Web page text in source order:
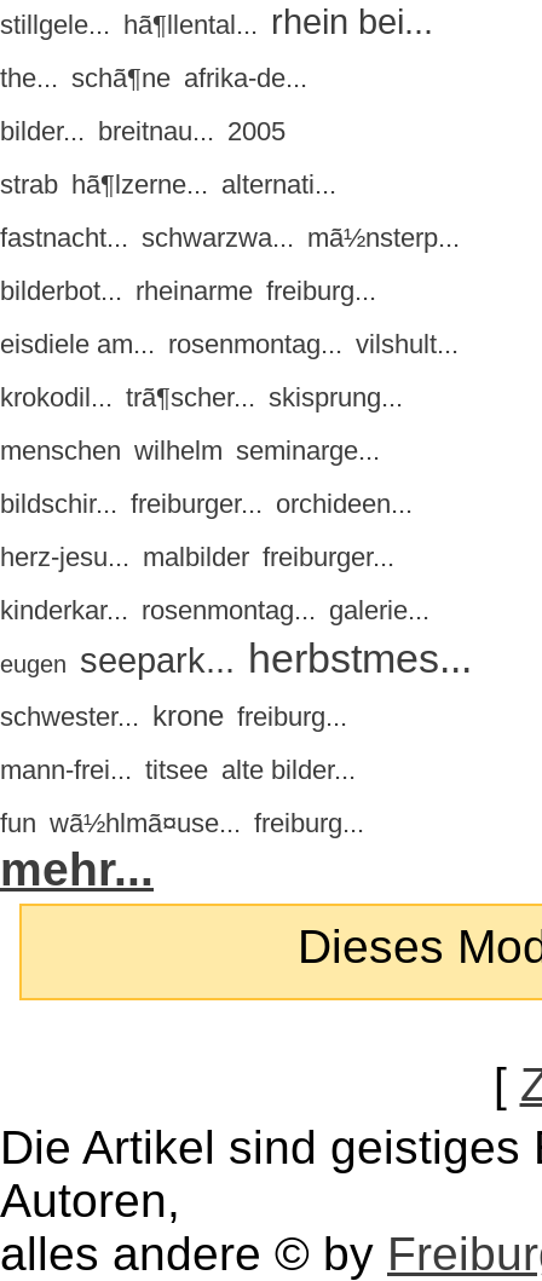
stillgele... hã¶llental... rhein bei...
the... schã¶ne afrika-de...
bilder... breitnau... 2005
strab hã¶lzerne... alternati...
fastnacht... schwarzwa... mã½nsterp...
bilderbot... rheinarme freiburg...
eisdiele am... rosenmontag... vilshult...
krokodil... trã¶scher... skisprung...
menschen wilhelm seminarge...
bildschir... freiburger... orchideen...
herz-jesu... malbilder freiburger...
kinderkar... rosenmontag... galerie...
eugen seepark... herbstmes...
schwester... krone freiburg...
mann-frei... titsee alte bilder...
fun wã½hlmã¤use... freiburg...
mehr...
Dieses
[
Die Artikel sind
Autoren,
alles andere © by